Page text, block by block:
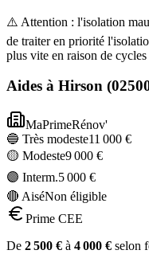
⚠️ Attention : l'isolation
de traiter en priorité
plus vite en raison de
Aides à Hirson (
MaPrimeRénov'
🔵 Très modeste11 000 €
🟡 Modeste9 000 €
🟣 Interm.5 000 €
🔴 AiséNon éligible
Prime CEE
De 2 500 € à 4 000 € selon